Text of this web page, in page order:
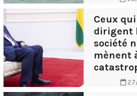
Ceux qui
dirigent
société
mènent